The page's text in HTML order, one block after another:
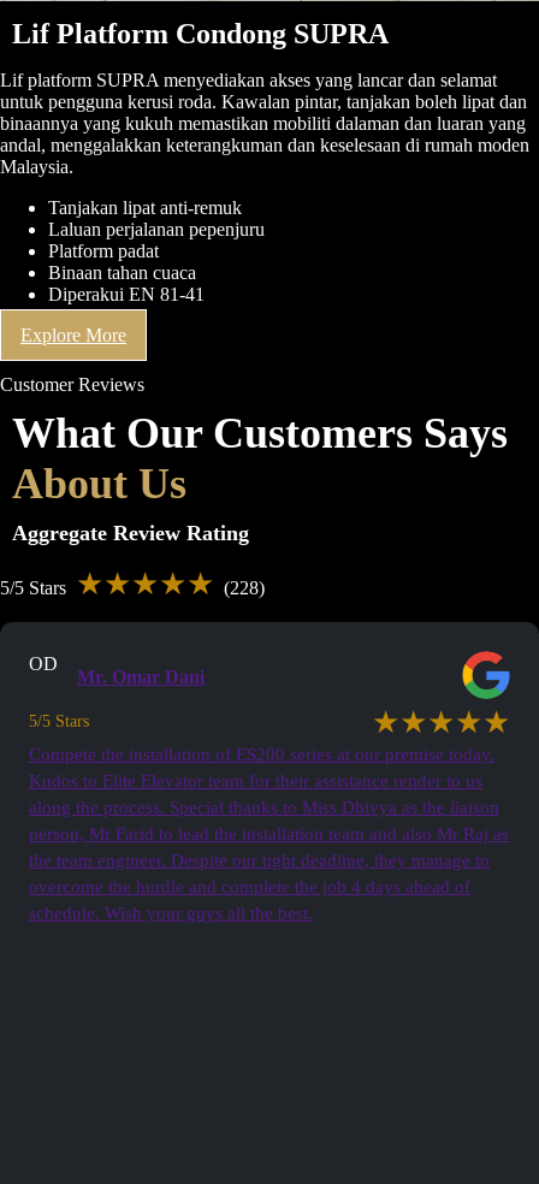
Lif Platform Condong SUPRA
Lif platform SUPRA menyediakan akses yang lancar dan selamat
untuk pengguna kerusi roda. Kawalan pintar, tanjakan boleh lipat dan
binaannya yang kukuh memastikan mobiliti dalaman dan luaran yang
andal, menggalakkan keterangkuman dan keselesaan di rumah moden
Malaysia.
Tanjakan lipat anti-remuk
Laluan perjalanan pepenjuru
Platform padat
Binaan tahan cuaca
Diperakui EN 81-41
Explore More
Customer Reviews
What Our Customers Says
About Us
Aggregate Review Rating
5/5 Stars ★★★★★ (228)
OD
Mr. Omar Dani
5/5 Stars ★★★★★
Compete the installation of ES200 series at our premise today.
Kudos to Elite Elevator team for their assistance render to us
along the process. Special thanks to Miss Dhivya as the liaison
person, Mr Farid to lead the installation team and also Mr Raj as
the team engineer. Despite our tight deadline, they manage to
overcome the hurdle and complete the job 4 days ahead of
schedule. Wish your guys all the best.